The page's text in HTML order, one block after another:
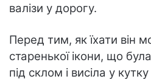
валізи у дорогу.
Перед тим, як їхати він
старенької ікони, що
під склом і висіла у